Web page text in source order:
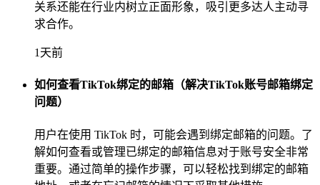
关系还能在行业内树立正面形象，吸引更多达人主动寻
求合作。
1天前
如何查看TikTok绑定的邮箱（解决TikTok账号邮箱绑定
问题）
用户在使用 TikTok 时，可能会遇到绑定邮箱的问题。了
解如何查看或管理已绑定的邮箱信息对于账号安全非常
重要。通过简单的操作步骤，可以轻松找到绑定的邮箱